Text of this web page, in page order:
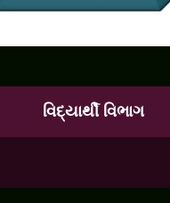
વિદ્યાર્થી વિભાગ